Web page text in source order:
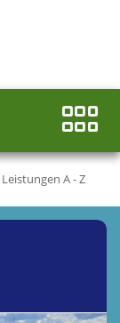
Leistungen A - Z